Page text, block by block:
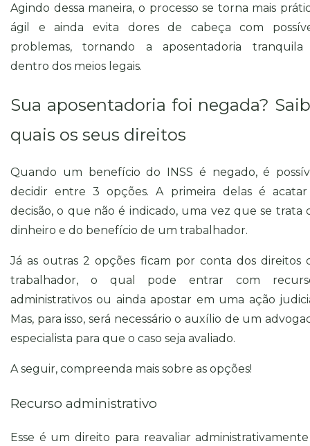
Agindo dessa maneira, o processo se torna mais
ágil e ainda evita dores de cabeça com
problemas, tornando a aposentadoria
dentro dos meios legais.
Sua aposentadoria foi negada?
quais os seus direitos
Quando um benefício do INSS é negado, é
decidir entre 3 opções. A primeira delas é
decisão, o que não é indicado, uma vez que se trata
dinheiro e do benefício de um trabalhador.
Já as outras 2 opções ficam por conta dos direitos
trabalhador, o qual pode entrar com
administrativos ou ainda apostar em uma ação
Mas, para isso, será necessário o auxílio de um
especialista para que o caso seja avaliado.
A seguir, compreenda mais sobre as opções!
Recurso administrativo
Esse é um direito para reavaliar